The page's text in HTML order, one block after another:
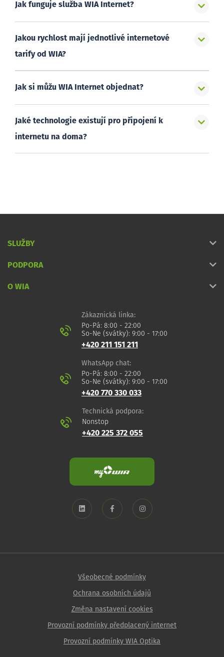
Jak funguje služba WIA Internet?
Jakou rychlost mají jednotlivé internetové
tarify od WIA?
Jak si můžu WIA Internet objednat?
Jaké technologie existují pro připojení k
internetu na doma?
SLUŽBY
PODPORA
O WIA
Zákaznická linka:
Po-Pá: 8:00 - 22:00
So-Ne (svátky): 9:00 - 17:00
+420 211 151 211
WhatsApp chat:
Po-Pá: 8:00 - 22:00
So-Ne (svátky): 9:00 - 17:00
+420 770 330 033
Technická podpora:
Nonstop
+420 225 372 055
Všeobecné podmínky
Ochrana osobních údajů
Změna nastavení cookies
Provozní podmínky předplacený internet
Provozní podmínky WIA Optika